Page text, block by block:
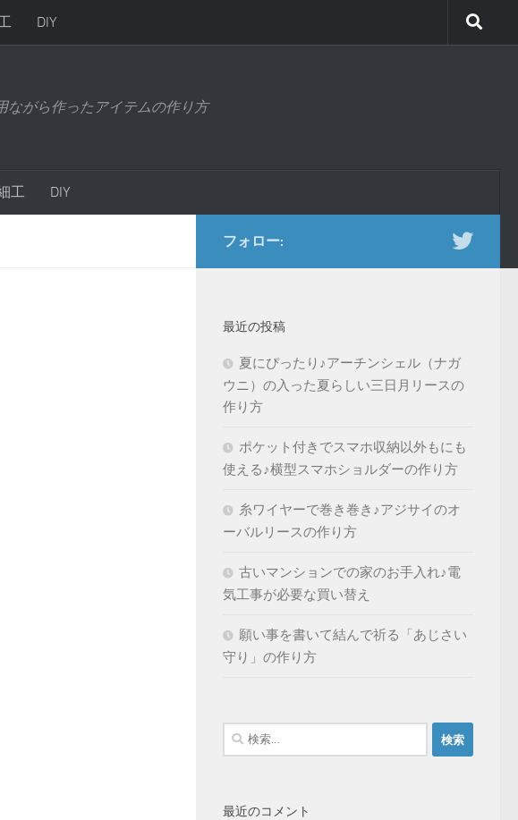
DIY
ながら作ったアイテムの作り方
工 DIY
フォロー:
最近の投稿
夏にぴったり♪アーチンシェル（ナガ
ウニ）の入った夏らしい三日月リースの
作り方
ポケット付きでスマホ収納以外もにも
使える♪横型スマホショルダーの作り方
糸ワイヤーで巻き巻き♪アジサイのオ
ーバルリースの作り方
古いマンションでの家のお手入れ♪電
気工事が必要な買い替え
願い事を書いて結んで祈る「あじさい
守り」の作り方
検
索:
最近のコメント